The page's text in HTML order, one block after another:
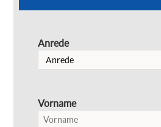
Anrede
Vorname